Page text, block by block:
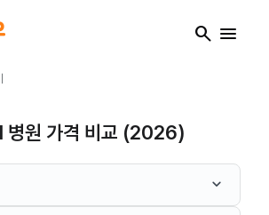
search menu
병원 가격 비교 (2026)
keyboard_arrow_down